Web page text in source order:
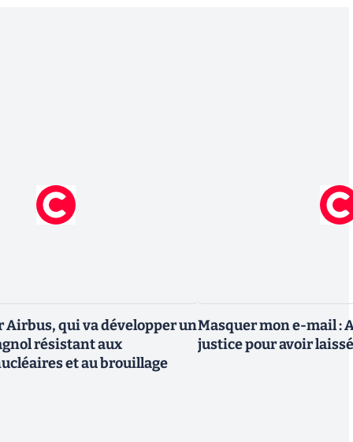
Airbus, qui va développer un
résistant aux
et au brouillage
Masquer mon e-mail :
justice pour avoir